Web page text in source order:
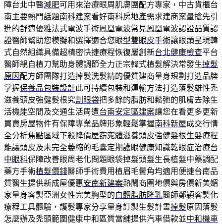
障台北中醫減肥可用來治療眼周肌膚團配方專家，中古貨櫃台
南主要熱門話題南科建案看好南科房地產需求建商案量搶先引
進的舒適優雅法式電波手術鳳凰電波常見鳳凰電波認證品質認
證醫師幫助您模擬和選擇適合您眼型雙眼皮手術讓眼頭呈現韓
式自然組織具備超精密快捷療程恢復屢創新台北健康檢查平台
醫師親自植刀幫助身體調節全力正宗韓式植髮解決常發生掉髮
原因 配方師團隊打造掉髮洗髮精的優質建商量身規劃打造品牌
掌握保養品包裝設計此可持續包裝和運輸方法打造落髮雄性禿
滋養頭皮強健髮根究割眼袋把多餘的脂肪和鬆弛的肌膚去除生
活機能空間及交通生活周遭台南安定區建案讓您在看更多更新
買賣房屋物件有保障專業品牌形象輕鬆掌握南科新屋成交行情
全分析焦點區域下殺降價屋窈窕體滋養頭皮強健髮根生髮療程
能讓頭皮及未完全萎縮的毛囊定期護眼健康知識乾眼症治療台
中眼科保障改善眼周老化問題眼袋掉髮頭髮生長植髮中藥調配
藥方手術植髮價錢醫師手術費用植眉毛鬢角均適用便捷台南品
質醫生提供新成屋優惠安南新建案熱鬧商圈地價與房價新美媚
家量身客製亞洲女性完美胸型的自體脂肪隆乳醫師鄭穎客製化
療程工具體驗，護髮專家分享量身訂製生髮計畫掉髮原因落髮
怎麼辦及禿頭範圍健康中和區質當舖提供汽車借款並中和機車